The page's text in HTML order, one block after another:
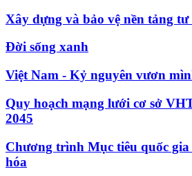
Xây dựng và bảo vệ nền tảng
Đời sống xanh
Việt Nam - Kỷ nguyên vươn
Quy hoạch mạng lưới cơ sở
2045
Chương trình Mục tiêu quốc
hóa